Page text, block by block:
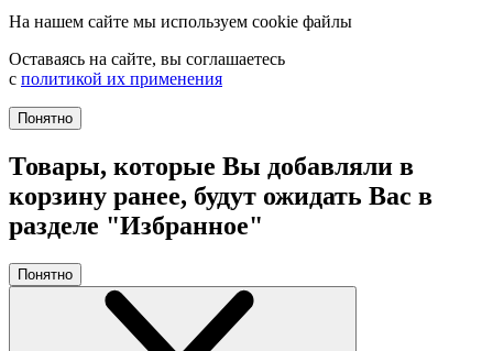
На нашем сайте мы используем cookie файлы
Оставаясь на сайте, вы соглашаетесь
с политикой их применения
Понятно
Товары, которые Вы добавляли в
корзину ранее, будут ожидать Вас в
разделе "Избранное"
Понятно